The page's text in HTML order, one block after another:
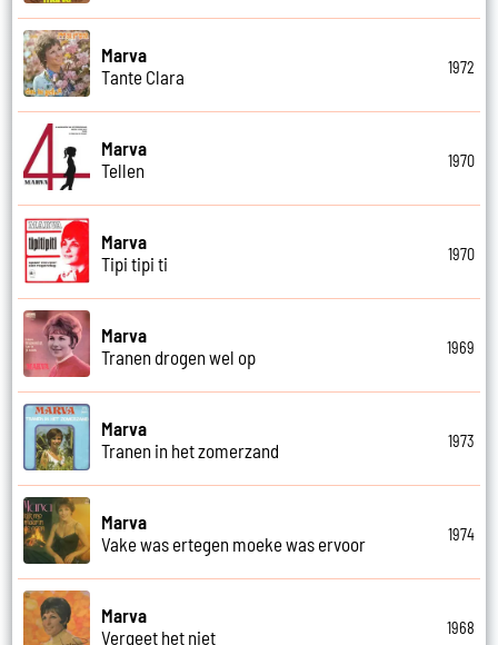
Marva
Tante Clara
1972
Marva
Tellen
1970
Marva
Tipi tipi ti
1970
Marva
Tranen drogen wel op
1969
Marva
Tranen in het zomerzand
1973
Marva
Vake was ertegen moeke was ervoor
1974
Marva
Vergeet het niet
1968